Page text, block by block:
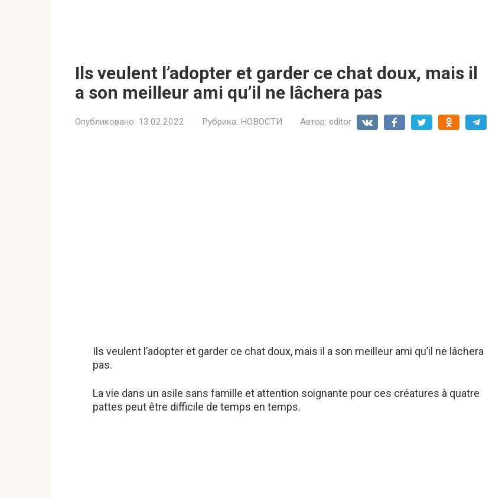
Ils veulent l’adopter et garder ce chat doux, mais il
a son meilleur ami qu’il ne lâchera pas
Опубликовано: 13.02.2022 Рубрика: НОВОСТИ Автор: editor
Ils veulent l’adopter et garder ce chat doux, mais il a son meilleur ami qu’il ne lâchera
pas.
La vie dans un asile sans famille et attention soignante pour ces créatures à quatre
pattes peut être difficile de temps en temps.